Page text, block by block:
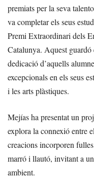
premiats per la seva
va completar els seus
Premi Extraordinari dels
Catalunya. Aquest guardó
dedicació d’aquells
excepcionals en els seus
i les arts plàstiques.
Mejías ha presentat un
explora la connexió entre
creacions incorporen
marró i llautó, invitant a
ambient.